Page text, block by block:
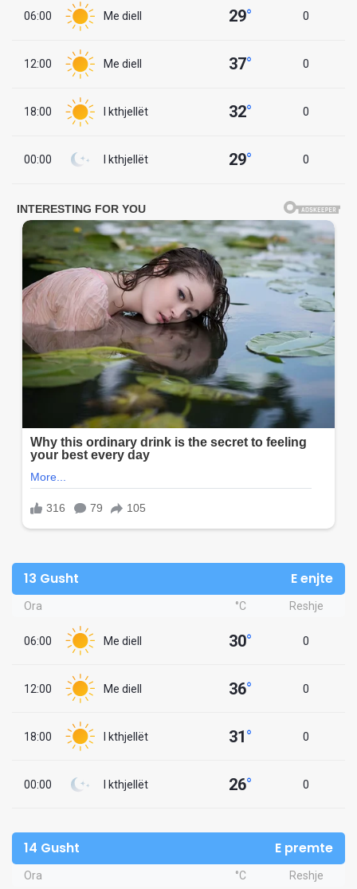
06:00 Me diell 29° 0
12:00 Me diell 37° 0
18:00 I kthjellët 32° 0
00:00 I kthjellët 29° 0
13 Gusht E enjte
Ora °C Reshje
06:00 Me diell 30° 0
12:00 Me diell 36° 0
18:00 I kthjellët 31° 0
00:00 I kthjellët 26° 0
14 Gusht E premte
Ora °C Reshje